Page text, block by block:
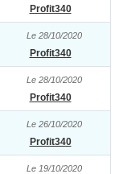
Profit340
Le 28/10/2020
Profit340
Le 28/10/2020
Profit340
Le 26/10/2020
Profit340
Le 19/10/2020